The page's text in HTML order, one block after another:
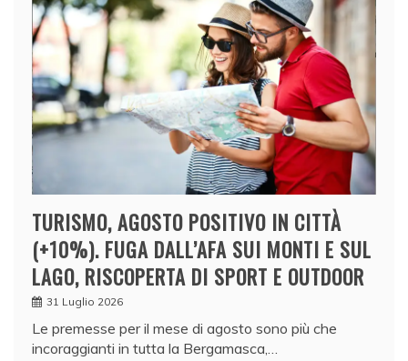
TURISMO, AGOSTO POSITIVO IN CITTÀ
(+10%). FUGA DALL’AFA SUI MONTI E SUL
LAGO, RISCOPERTA DI SPORT E OUTDOOR
31 Luglio 2026
Le premesse per il mese di agosto sono più che
incoraggianti in tutta la Bergamasca,…